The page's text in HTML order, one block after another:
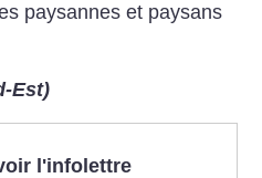
paysannes et paysans
Est)
l'infolettre